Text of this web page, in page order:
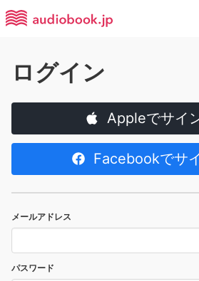
ログイン
Appleでサイ
Facebookでサ
メールアドレス
パスワード